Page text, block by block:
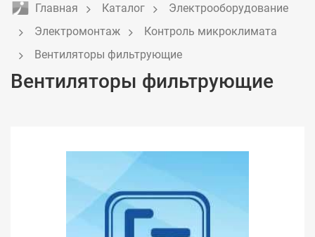
Главная Каталог
Электрооборудование
Электромонтаж
Контроль микроклимата
Вентиляторы фильтрующие
Вентиляторы фильтрующие